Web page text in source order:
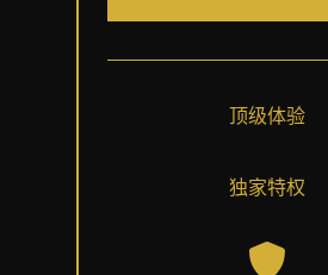
顶级体验
独家特权